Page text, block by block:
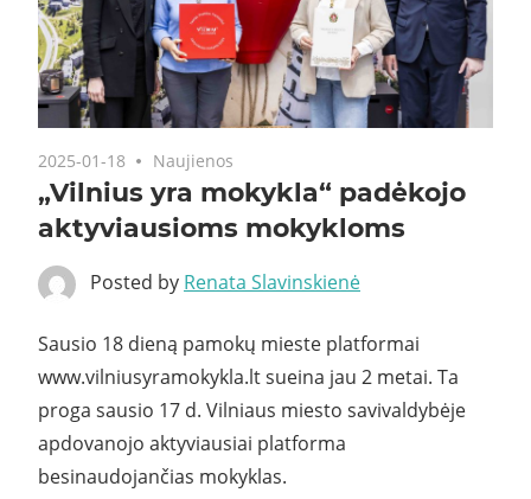
2025-01-18 Naujienos
„Vilnius yra mokykla“ padėkojo
aktyviausioms mokykloms
Posted by Renata Slavinskienė
Sausio 18 dieną pamokų mieste platformai
www.vilniusyramokykla.lt sueina jau 2 metai. Ta
proga sausio 17 d. Vilniaus miesto savivaldybėje
apdovanojo aktyviausiai platforma
besinaudojančias mokyklas.